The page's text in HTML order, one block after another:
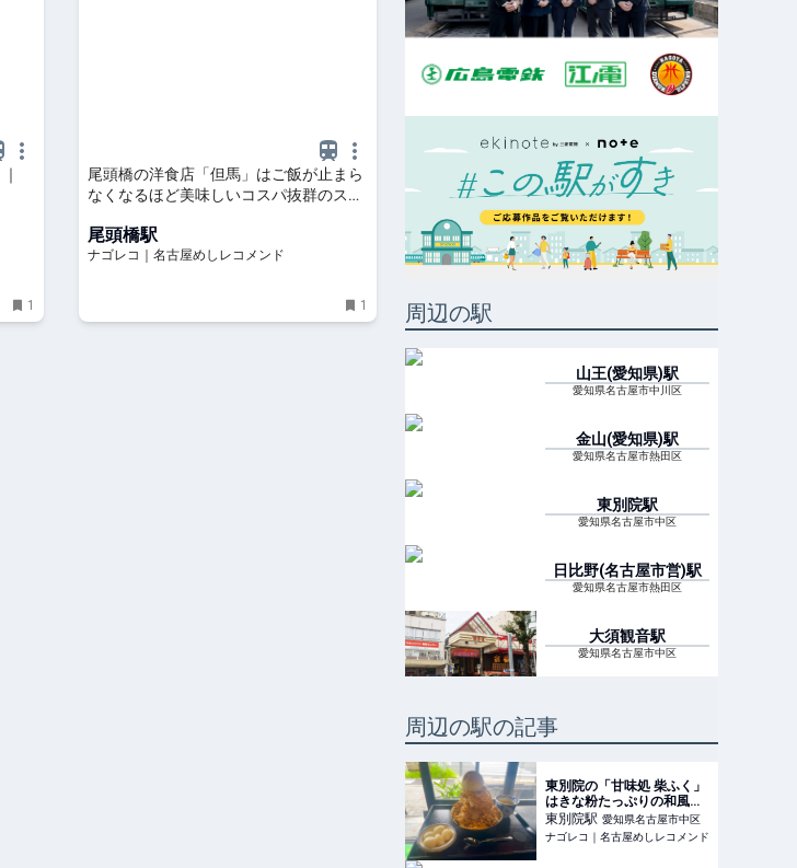
1
尾頭橋の洋食店「但馬」はご飯が止まら
なくなるほど美味しいコスパ抜群のステ
尾頭橋駅
ナゴレコ｜名古屋めしレコメンド
1 周辺の駅
山王(愛知県)駅
愛知県名古屋市中川区
金山(愛知県)駅
愛知県名古屋市熱田区
東別院駅
愛知県名古屋市中区
日比野(名古屋市営)駅
愛知県名古屋市熱田区
大須観音駅
愛知県名古屋市中区
周辺の駅の記事
東別院の「甘味処 柴ふく」
はきな粉たっぷりの和風か
き氷が楽しめる甘味処
東別院駅 愛知県名古屋市中区
ナゴレコ｜名古屋めしレコメンド